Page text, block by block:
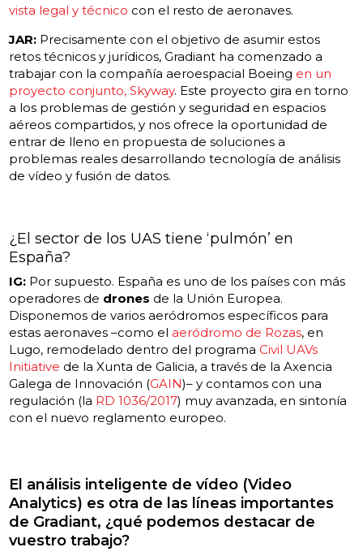
vista legal y técnico con el resto de aeronaves.
JAR: Precisamente con el objetivo de asumir estos
retos técnicos y jurídicos, Gradiant ha comenzado a
trabajar con la compañía aeroespacial Boeing en un
proyecto conjunto, Skyway. Este proyecto gira en torno
a los problemas de gestión y seguridad en espacios
aéreos compartidos, y nos ofrece la oportunidad de
entrar de lleno en propuesta de soluciones a
problemas reales desarrollando tecnología de análisis
de vídeo y fusión de datos.
¿El sector de los UAS tiene ‘pulmón’ en
España?
IG: Por supuesto. España es uno de los países con más
operadores de drones de la Unión Europea.
Disponemos de varios aeródromos específicos para
estas aeronaves –como el aeródromo de Rozas, en
Lugo, remodelado dentro del programa Civil UAVs
Initiative de la Xunta de Galicia, a través de la Axencia
Galega de Innovación (GAIN)– y contamos con una
regulación (la RD 1036/2017) muy avanzada, en sintonía
con el nuevo reglamento europeo.
El análisis inteligente de vídeo (Video
Analytics) es otra de las líneas importantes
de Gradiant, ¿qué podemos destacar de
vuestro trabajo?